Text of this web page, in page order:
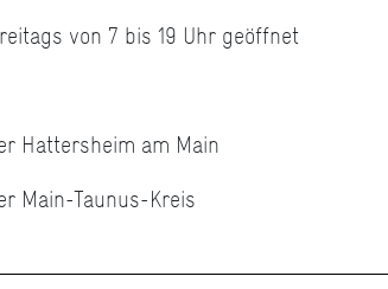
von 7 bis 19 Uhr geöffnet
Hattersheim am Main
Main-Taunus-Kreis